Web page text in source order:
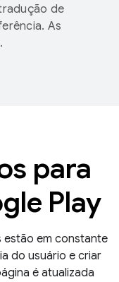
de
As
para
Play
estão em constante
do usuário e criar
é atualizada